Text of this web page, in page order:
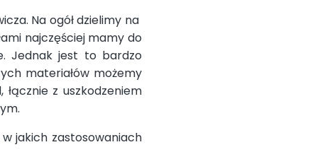
Na ogół dzielimy na
najczęściej mamy do
Jednak jest to bardzo
materiałów możemy
z uszkodzeniem
jakich zastosowaniach